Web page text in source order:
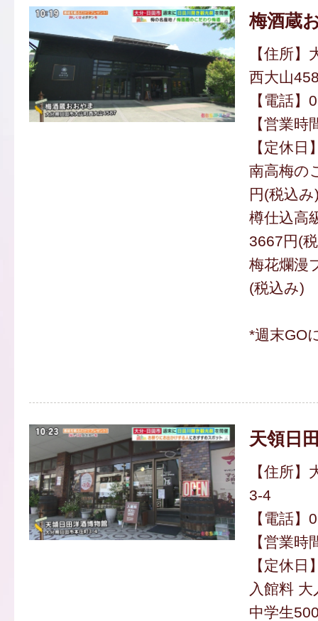
梅酒蔵
【住所
西大山
【電話
【営業
【定休日
南高梅の
円(税込み
樽仕込高
3667円(
梅花爛漫
(税込み)
*週末GO
天領日
【住所
3-4
【電話
【営業
【定休日
入館料
中学生